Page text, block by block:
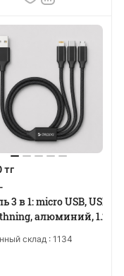
тг
3 в 1: micro USB, USB-
алюминий, 1.2м
склад : 1134